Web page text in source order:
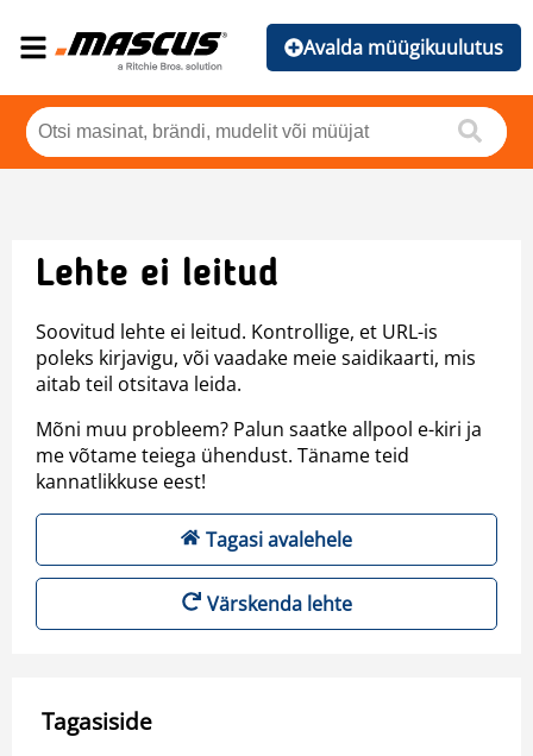
Avalda müügikuulutus
Lehte ei leitud
Soovitud lehte ei leitud. Kontrollige, et URL-is
poleks kirjavigu, või vaadake meie saidikaarti, mis
aitab teil otsitava leida.
Mõni muu probleem? Palun saatke allpool e-kiri ja
me võtame teiega ühendust. Täname teid
kannatlikkuse eest!
Tagasi avalehele
Värskenda lehte
Tagasiside